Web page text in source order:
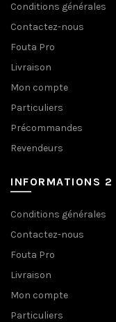
Conditions générales
Contactez-nous
Fouta Pro
Livraison
Mon compte
Particuliers
Précommandes
Revendeurs
INFORMATIONS 2
Conditions générales
Contactez-nous
Fouta Pro
Livraison
Mon compte
Particuliers